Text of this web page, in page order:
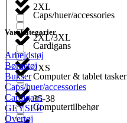
Caps/huer/accessories
Cardigans
Computer & tablet tasker
Computertilbehør
2XL
2XL/3XL
2XS
35-38
Varekategorier
Arbejdstøj
Børnetøj
Bukser
Caps/huer/accessories
Cardigans
GEYSER
Overtøj